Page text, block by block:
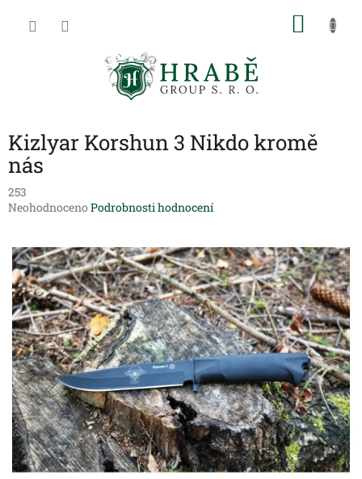
Kizlyar Korshun 3 Nikdo kromě
nás
253
Průměrné
je
0,0
z
5
hvězdiček.
Neohodnoceno Podrobnosti hodnocení